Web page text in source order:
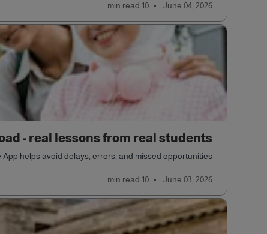
June 04, 2026
10 min
read
- real lessons from real students
helps avoid delays, errors, and missed opportunities.
June 03, 2026
10 min
read